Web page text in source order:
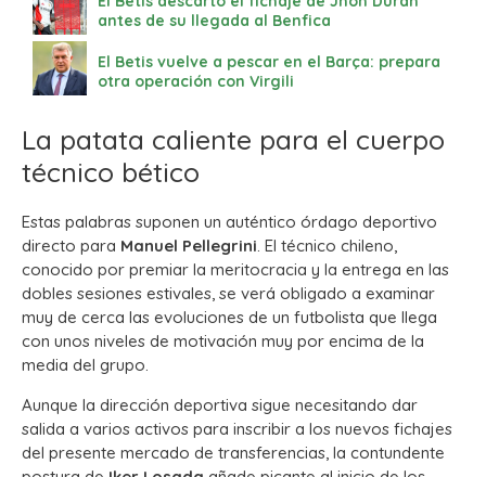
antes de su llegada al Benfica
El Betis vuelve a pescar en el Barça: prepara
otra operación con Virgili
La patata caliente para el cuerpo
técnico bético
Estas palabras suponen un auténtico órdago deportivo
directo para Manuel Pellegrini. El técnico chileno,
conocido por premiar la meritocracia y la entrega en las
dobles sesiones estivales, se verá obligado a examinar
muy de cerca las evoluciones de un futbolista que llega
con unos niveles de motivación muy por encima de la
media del grupo.
Aunque la dirección deportiva sigue necesitando dar
salida a varios activos para inscribir a los nuevos fichajes
del presente mercado de transferencias, la contundente